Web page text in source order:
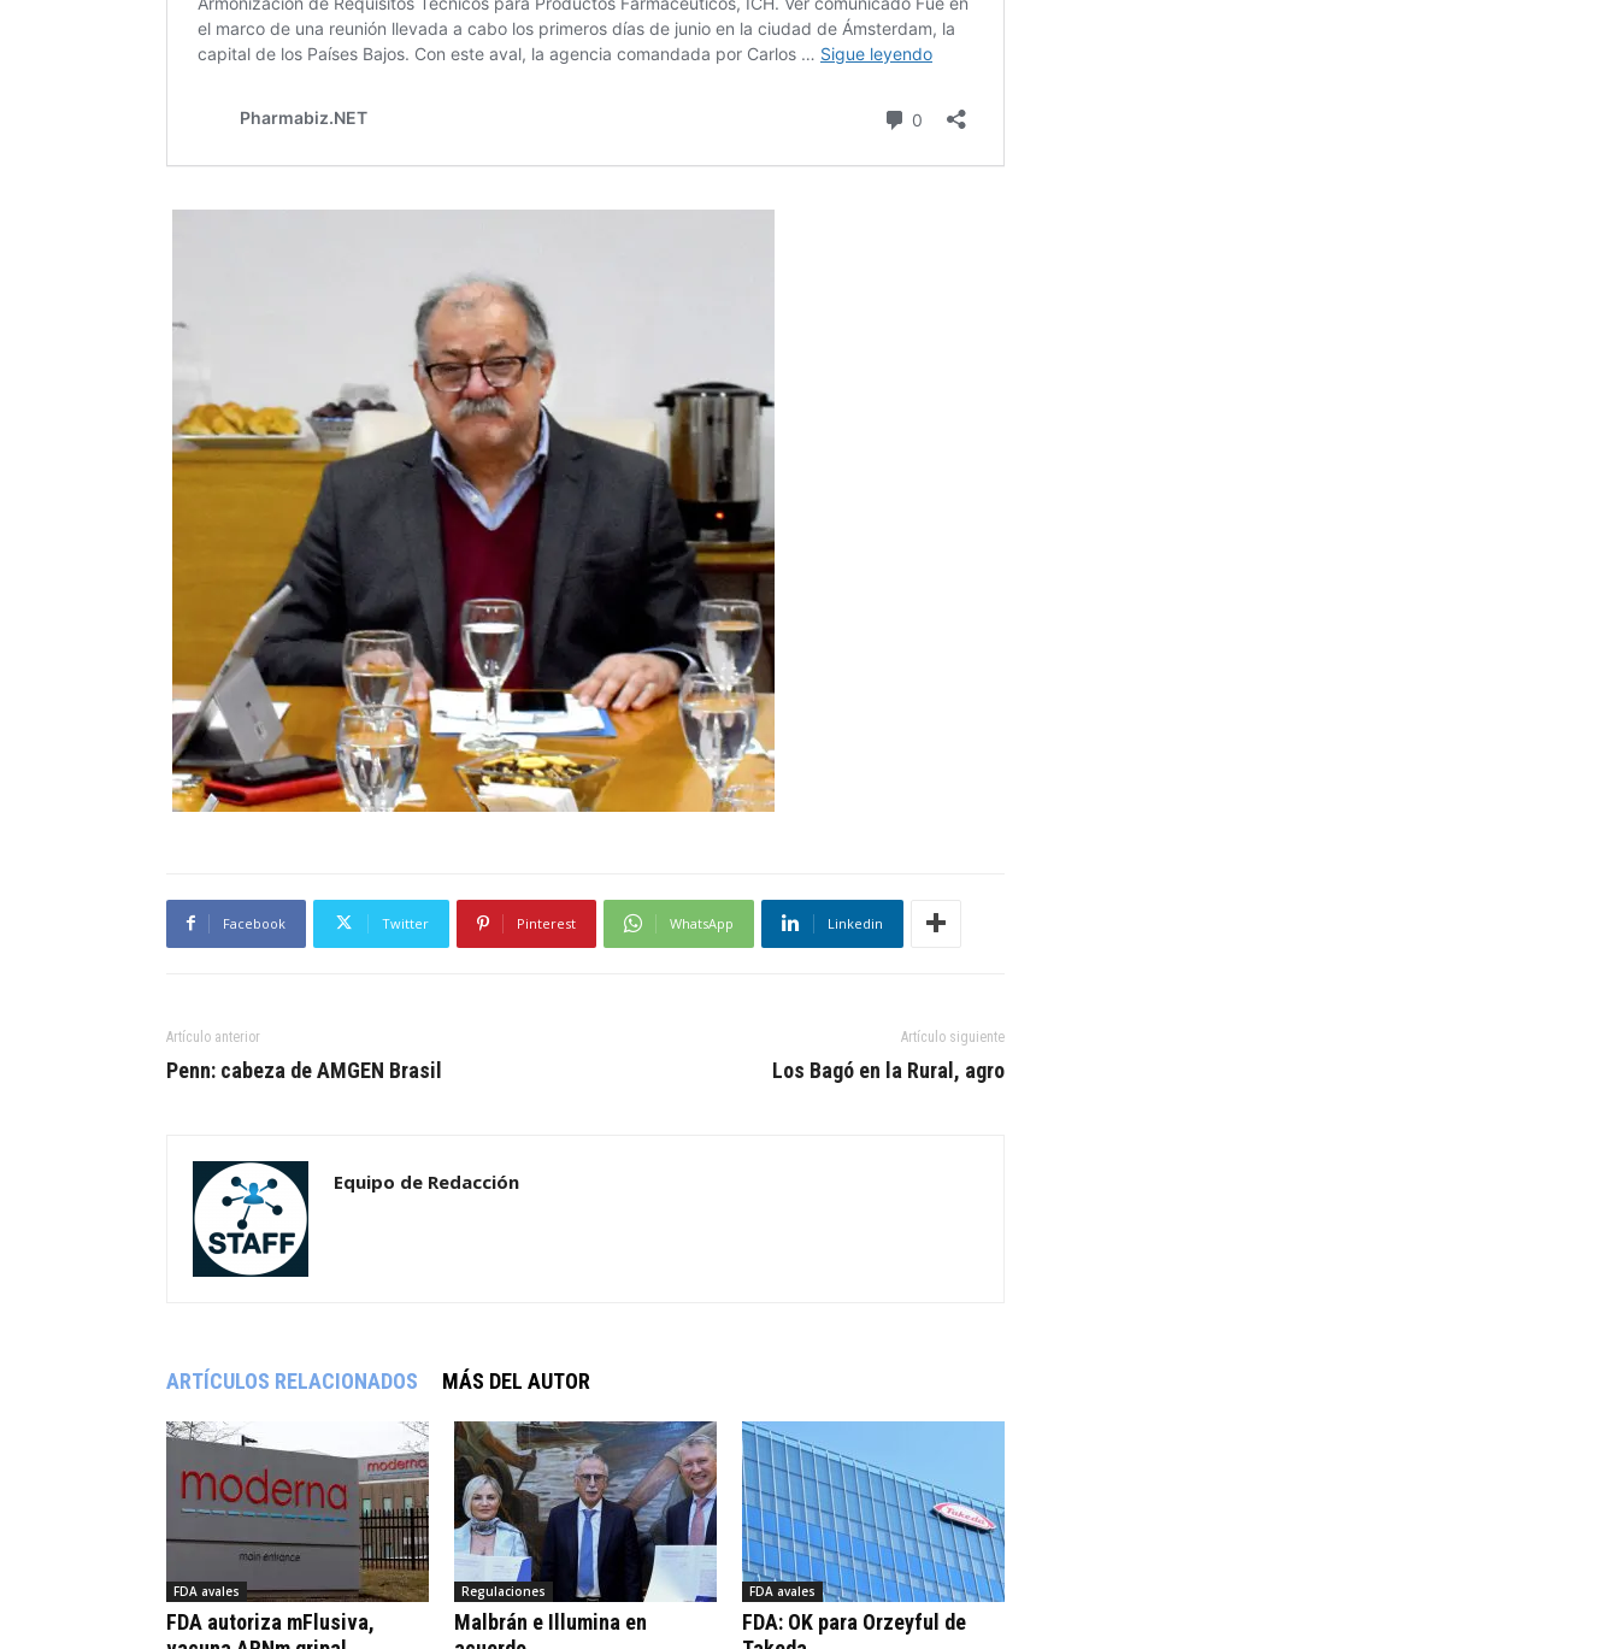
Facebook Twitter Pinterest WhatsApp Linkedin
Artículo anterior
Penn: cabeza de AMGEN Brasil
Artículo siguiente
Los Bagó en la Rural, agro
Equipo de Redacción
ARTÍCULOS RELACIONADOS MÁS DEL AUTOR
FDA avales
FDA autoriza mFlusiva,
Regulaciones
Malbrán e Illumina en
FDA avales
FDA: OK para Orzeyful de